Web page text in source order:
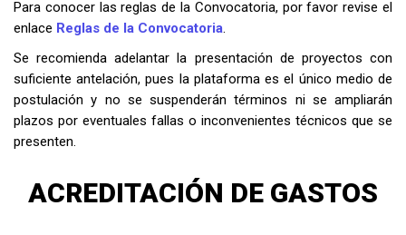
Para conocer las reglas de la Convocatoria, por favor revise el
enlace Reglas de la Convocatoria.
Se recomienda adelantar la presentación de proyectos con
suficiente antelación, pues la plataforma es el único medio de
postulación y no se suspenderán términos ni se ampliarán
plazos por eventuales fallas o inconvenientes técnicos que se
presenten.
ACREDITACIÓN DE GASTOS